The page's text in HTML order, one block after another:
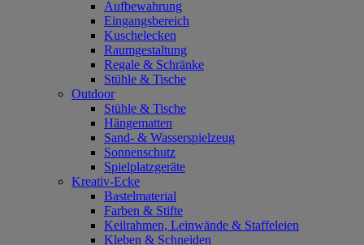
Aufbewahrung
Eingangsbereich
Kuschelecken
Raumgestaltung
Regale & Schränke
Stühle & Tische
Outdoor
Stühle & Tische
Hängematten
Sand- & Wasserspielzeug
Sonnenschutz
Spielplatzgeräte
Kreativ-Ecke
Bastelmaterial
Farben & Stifte
Keilrahmen, Leinwände & Staffeleien
Kleben & Schneiden